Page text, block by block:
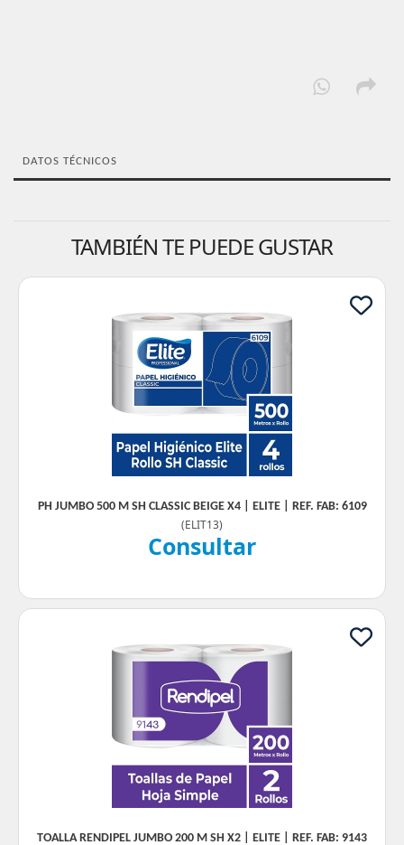
DATOS TÉCNICOS
TAMBIÉN TE PUEDE GUSTAR
PH JUMBO 500 M SH CLASSIC BEIGE X4 | ELITE | REF. FAB: 6109
(ELIT13)
Consultar
TOALLA RENDIPEL JUMBO 200 M SH X2 | ELITE | REF. FAB: 9143